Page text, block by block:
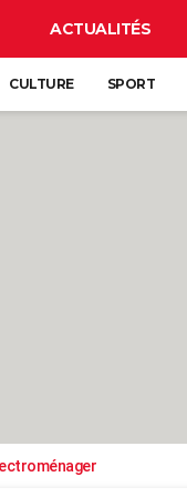
ACTUALITÉS
CULTURE SPORT